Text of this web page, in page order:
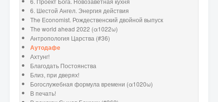
6. Шестой Ангел. Энергия действия
The Economist. Рождественский двойной выпуск
The world ahead 2022 (α1022ω)
Антропология Царства (#36)
Аутодафе
Ахтунг!
Благодать Постоянства
Близ, при дверях!
Богослужебная формула времени (α1020ω)
В печать!